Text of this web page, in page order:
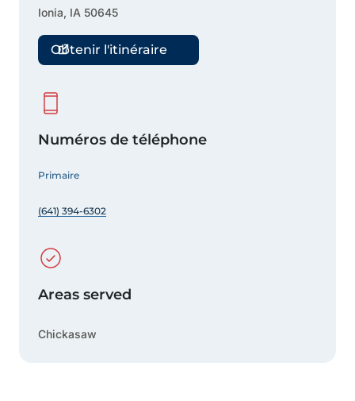
Ionia, IA 50645
Obtenir l'itinéraire
Numéros de téléphone
Primaire
(641) 394-6302
Areas served
Chickasaw